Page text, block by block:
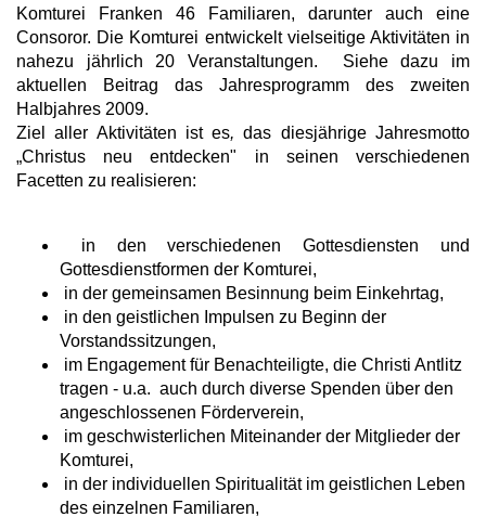
Komturei Franken 46 Familiaren, darunter auch eine
Consoror. Die Komturei entwickelt vielseitige Aktivitäten in
nahezu jährlich 20 Veranstaltungen. Siehe dazu im
aktuellen Beitrag das Jahresprogramm des zweiten
Halbjahres 2009.
Ziel aller Aktivitäten ist es, das diesjährige Jahresmotto
„Christus neu entdecken" in seinen verschiedenen
Facetten zu realisieren:
in den verschiedenen Gottesdiensten und
Gottesdienstformen der Komturei,
in der gemeinsamen Besinnung beim Einkehrtag,
in den geistlichen Impulsen zu Beginn der
Vorstandssitzungen,
im Engagement für Benachteiligte, die Christi Antlitz
tragen - u.a. auch durch diverse Spenden über den
angeschlossenen Förderverein,
im geschwisterlichen Miteinander der Mitglieder der
Komturei,
in der individuellen Spiritualität im geistlichen Leben
des einzelnen Familiaren,